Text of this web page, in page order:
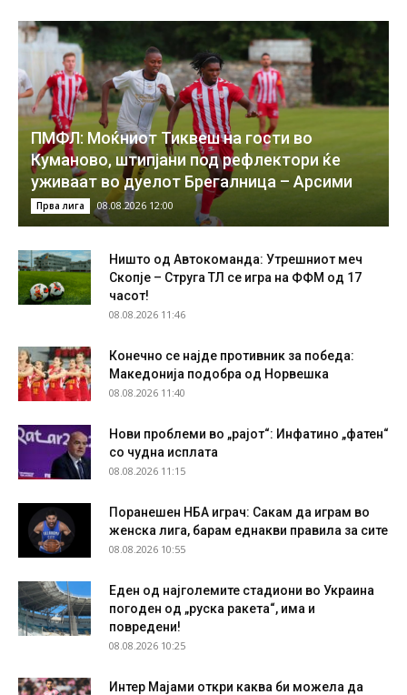
ПМФЛ: Моќниот Тиквеш на гости во
Куманово, штипјани под рефлектори ќе
уживаат во дуелот Брегалница – Арсими
Прва лига 08.08.2026 12:00
Ништо од Автокоманда: Утрешниот меч
Скопје – Струга ТЛ се игра на ФФМ од 17
часот!
08.08.2026 11:46
Конечно се најде противник за победа:
Македонија подобра од Норвешка
08.08.2026 11:40
Нови проблеми во „рајот“: Инфатино „фатен“
со чудна исплата
08.08.2026 11:15
Поранешен НБА играч: Сакам да играм во
женска лига, барам еднакви правила за сите
08.08.2026 10:55
Еден од најголемите стадиони во Украина
погоден од „руска ракета“, има и
повредени!
08.08.2026 10:25
Интер Мајами откри каква би можела да